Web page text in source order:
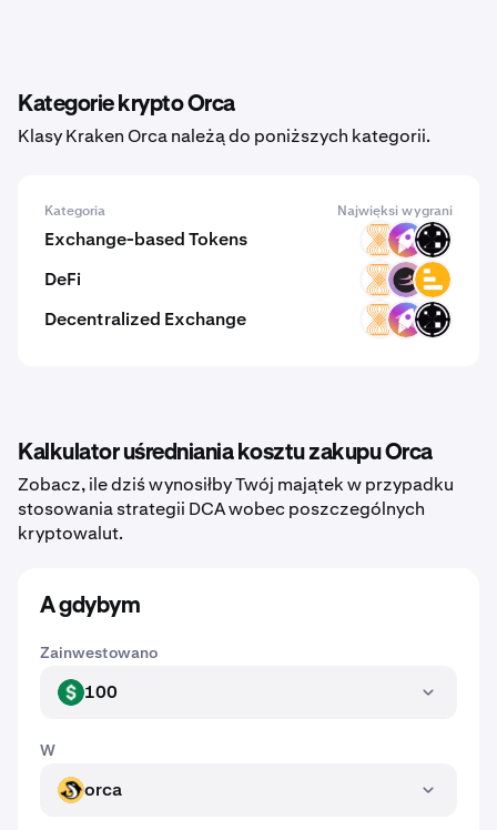
Kategorie krypto Orca
Klasy Kraken Orca należą do poniższych kategorii.
Kategoria Najwięksi wygrani
Exchange-based Tokens VELAR ZM ORAIX
DeFi VELAR BETA LVL
Decentralized Exchange VELAR ZM ORAIX
Kalkulator uśredniania kosztu zakupu Orca
Zobacz, ile dziś wynosiłby Twój majątek w przypadku
stosowania strategii DCA wobec poszczególnych
kryptowalut.
A gdybym
Zainwestowano
USD 100
W
ORCA orca